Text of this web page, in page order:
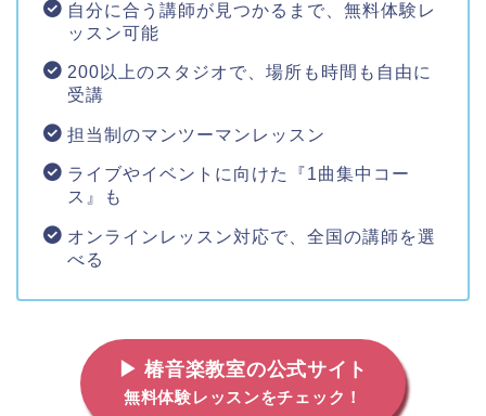
自分に合う講師が見つかるまで、無料体験レ
ッスン可能
200以上のスタジオで、場所も時間も自由に
受講
担当制のマンツーマンレッスン
ライブやイベントに向けた『1曲集中コー
ス』も
オンラインレッスン対応で、全国の講師を選
べる
▶ 椿音楽教室の公式サイト
無料体験レッスンをチェック！